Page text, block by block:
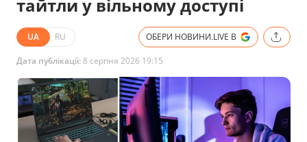
тайтли у вільному доступі
UA RU ОБЕРИ НОВИНИ.LIVE В
Дата публікації:8 серпня 2026 19:15